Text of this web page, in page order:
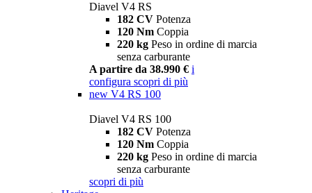
Diavel V4 RS
182 CV Potenza
120 Nm Coppia
220 kg Peso in ordine di marcia
senza carburante
A partire da 38.990 € i
configura scopri di più
new V4 RS 100
Diavel V4 RS 100
182 CV Potenza
120 Nm Coppia
220 kg Peso in ordine di marcia
senza carburante
scopri di più